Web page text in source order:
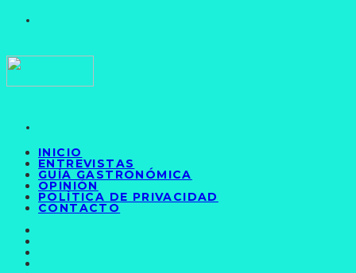
INICIO
ENTREVISTAS
GUÍA GASTRONÓMICA
OPINIÓN
POLÍTICA DE PRIVACIDAD
CONTACTO